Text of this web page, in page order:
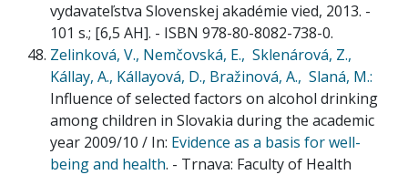
vydavateľstva Slovenskej akadémie vied, 2013. -
101 s.; [6,5 AH]. - ISBN 978-80-8082-738-0.
Zelinková, V., Nemčovská, E., Sklenárová, Z.,
Kállay, A., Kállayová, D., Bražinová, A., Slaná, M.:
Influence of selected factors on alcohol drinking
among children in Slovakia during the academic
year 2009/10 / In: Evidence as a basis for well-
being and health. - Trnava: Faculty of Health